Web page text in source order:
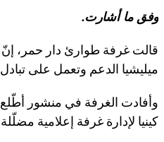
وفق ما أشارت.
قالت غرفة طوارئ دار حمر،
ميليشيا الدعم وتعمل على
وأفادت الغرفة في منشور أطّلع
كينيا لإدارة غرفة إعلامية